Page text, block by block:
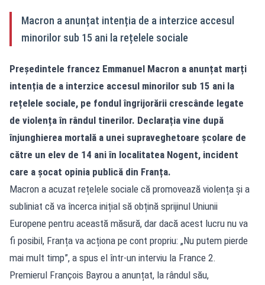
Macron a anunțat intenția de a interzice accesul
minorilor sub 15 ani la rețelele sociale
Președintele francez Emmanuel Macron a anunțat marți
intenția de a interzice accesul minorilor sub 15 ani la
rețelele sociale, pe fondul îngrijorării crescânde legate
de violența în rândul tinerilor. Declarația vine după
înjunghierea mortală a unei supraveghetoare școlare de
către un elev de 14 ani în localitatea Nogent, incident
care a șocat opinia publică din Franța.
Macron a acuzat rețelele sociale că promovează violența și a
subliniat că va încerca inițial să obțină sprijinul Uniunii
Europene pentru această măsură, dar dacă acest lucru nu va
fi posibil, Franța va acționa pe cont propriu: „Nu putem pierde
mai mult timp”, a spus el într-un interviu la France 2.
Premierul François Bayrou a anunțat, la rândul său,